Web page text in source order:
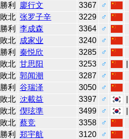
勝利 廖行文 3367
♂
敗北 张罗子辛 3229
♂
勝利 李成森 3364
♂
敗北 成家业 3240
♂
勝利 秦悦欣 3285
♂
敗北 甘思阳 3253 ♂
敗北 郭闻潮 3287
♂
勝利 谷瑞泽 3050
♂
敗北 沈載益 3397 ♂
敗北 偰玹準 3499 ♂
敗北 蔡竞 3358
♂
勝利 郑宇航 3120
♂